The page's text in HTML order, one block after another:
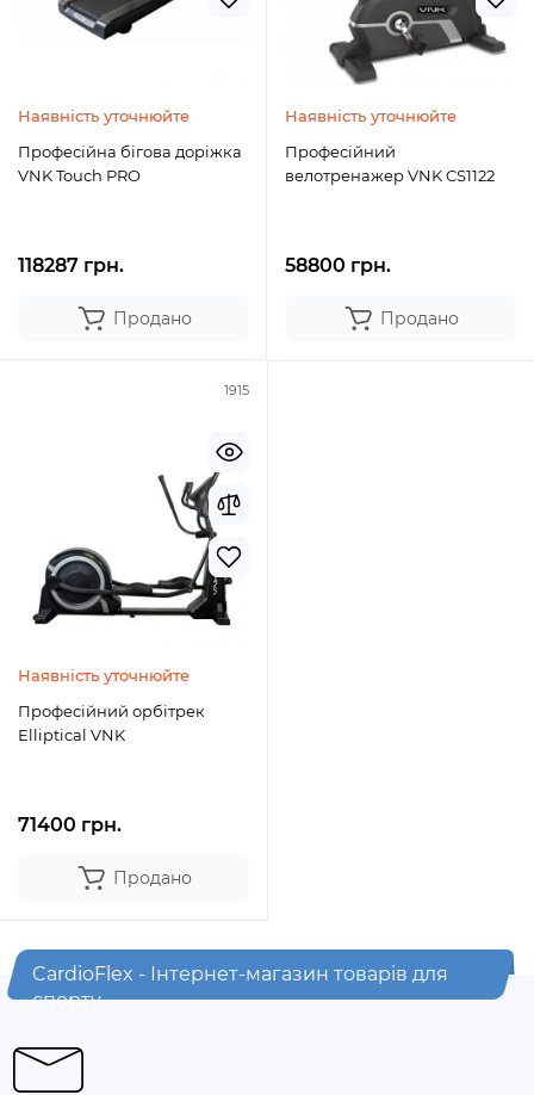
Наявність уточнюйте
Професійна бігова доріжка
VNK Touch PRO
118287 грн.
Продано
Наявність уточнюйте
Професійний
велотренажер VNK CS1122
58800 грн.
Продано
1915
Наявність уточнюйте
Професійний орбітрек
Elliptical VNK
71400 грн.
Продано
CardioFlex - Інтернет-магазин товарів для
спорту